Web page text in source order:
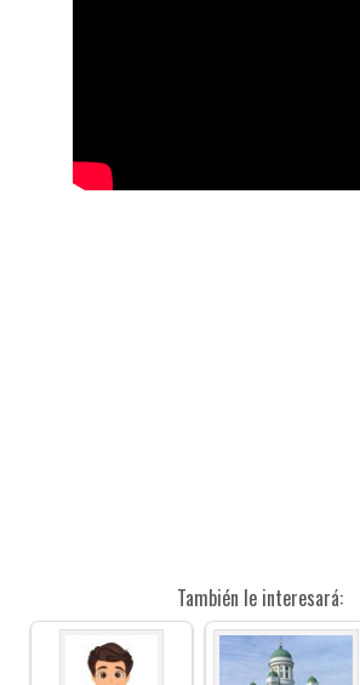
También le interesará: